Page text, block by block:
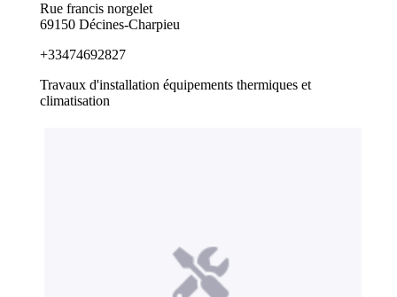
Rue francis norgelet
69150 Décines-Charpieu
+33474692827
Travaux d'installation équipements thermiques et
climatisation